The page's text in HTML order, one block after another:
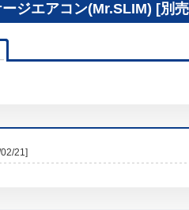
ジエアコン(Mr.SLIM) [別
21]